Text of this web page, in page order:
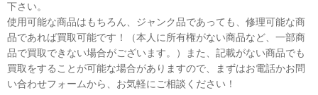
下さい。
使用可能な商品はもちろん、ジャンク品であっても、修理可能な商
品であれば買取可能です！（本人に所有権がない商品など、一部商
品で買取できない場合がございます。）また、記載がない商品でも
買取をすることが可能な場合がありますので、まずはお電話かお問
い合わせフォームから、お気軽にご相談ください！